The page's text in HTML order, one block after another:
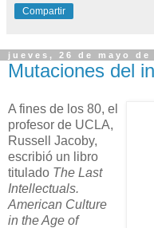
Compartir
jueves, 26 de mayo de
Mutaciones del
A fines de los 80, el
profesor de UCLA,
Russell Jacoby,
escribió un libro
titulado The Last
Intellectuals.
American Culture
in the Age of